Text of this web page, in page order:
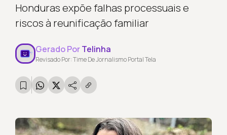
Honduras expõe falhas processuais e
riscos à reunificação familiar
Gerado PorTelinha
Revisado Por: Time De Jornalismo Portal Tela